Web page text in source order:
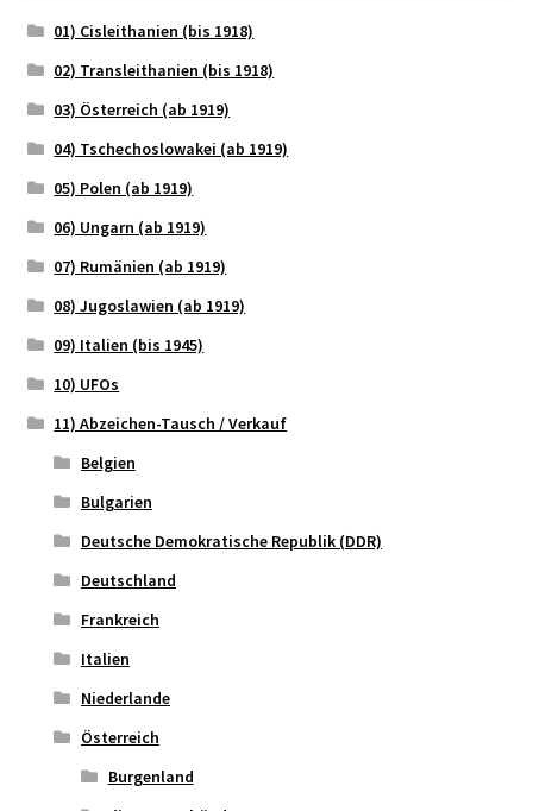
01) Cisleithanien (bis 1918)
02) Transleithanien (bis 1918)
03) Österreich (ab 1919)
04) Tschechoslowakei (ab 1919)
05) Polen (ab 1919)
06) Ungarn (ab 1919)
07) Rumänien (ab 1919)
08) Jugoslawien (ab 1919)
09) Italien (bis 1945)
10) UFOs
11) Abzeichen-Tausch / Verkauf
Belgien
Bulgarien
Deutsche Demokratische Republik (DDR)
Deutschland
Frankreich
Italien
Niederlande
Österreich
Burgenland